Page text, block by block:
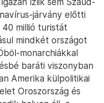
első szabadedzésén,